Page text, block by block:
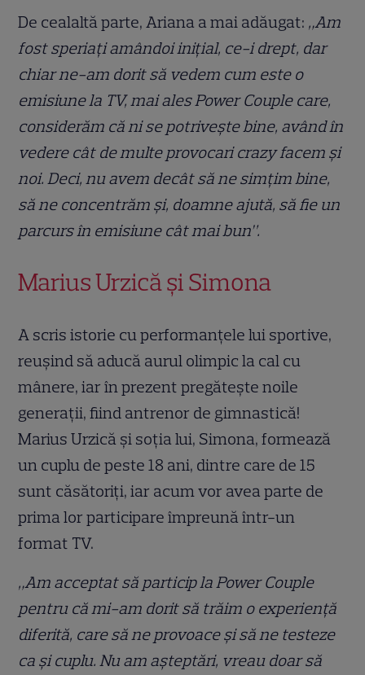
De cealaltă parte, Ariana a mai adăugat: „Am
fost speriați amândoi inițial, ce-i drept, dar
chiar ne-am dorit să vedem cum este o
emisiune la TV, mai ales Power Couple care,
considerăm că ni se potrivește bine, având în
vedere cât de multe provocari crazy facem și
noi. Deci, nu avem decât să ne simțim bine,
să ne concentrăm și, doamne ajută, să fie un
parcurs în emisiune cât mai bun”.
Marius Urzică și Simona
A scris istorie cu performanțele lui sportive,
reușind să aducă aurul olimpic la cal cu
mânere, iar în prezent pregătește noile
generații, fiind antrenor de gimnastică!
Marius Urzică și soția lui, Simona, formează
un cuplu de peste 18 ani, dintre care de 15
sunt căsătoriți, iar acum vor avea parte de
prima lor participare împreună într-un
format TV.
„Am acceptat să particip la Power Couple
pentru că mi-am dorit să trăim o experiență
diferită, care să ne provoace și să ne testeze
ca şi cuplu. Nu am așteptări, vreau doar să